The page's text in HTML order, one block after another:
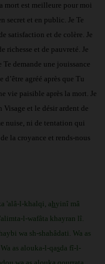
mort est meilleure pour moi
secret et en public. Je Te
satisfaction et de colère. Je
richesse et de pauvreté. Je
Te demande une jouissance
d’être agréé après que Tu
vie paisible après la mort. Je
et le désir ardent de
nuise, ni de tentation qui
la croyance et rends-nous
'alâ-l-khalqi, ahyinî mâ
l-wafâta khayran lî.
wa sh-shahâdati. Wa as
as alouka-l-qasda fî-l-